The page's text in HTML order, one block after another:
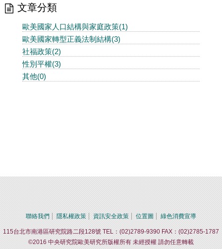
文章分類
歐美國家人口結構與家庭政策(1)
歐美國家轉型正義法制結構(3)
社福政策(2)
性別平權(3)
其他(0)
聯絡我們 隱私權政策 資訊安全政策 位置圖 綠色消費宣導
115台北市南港區研究院路二段128號 TEL：(02)2789-9390 FAX：(02)2785-1787
©2016 中央研究院歐美研究所版權所有 未經授權 請勿任意轉載